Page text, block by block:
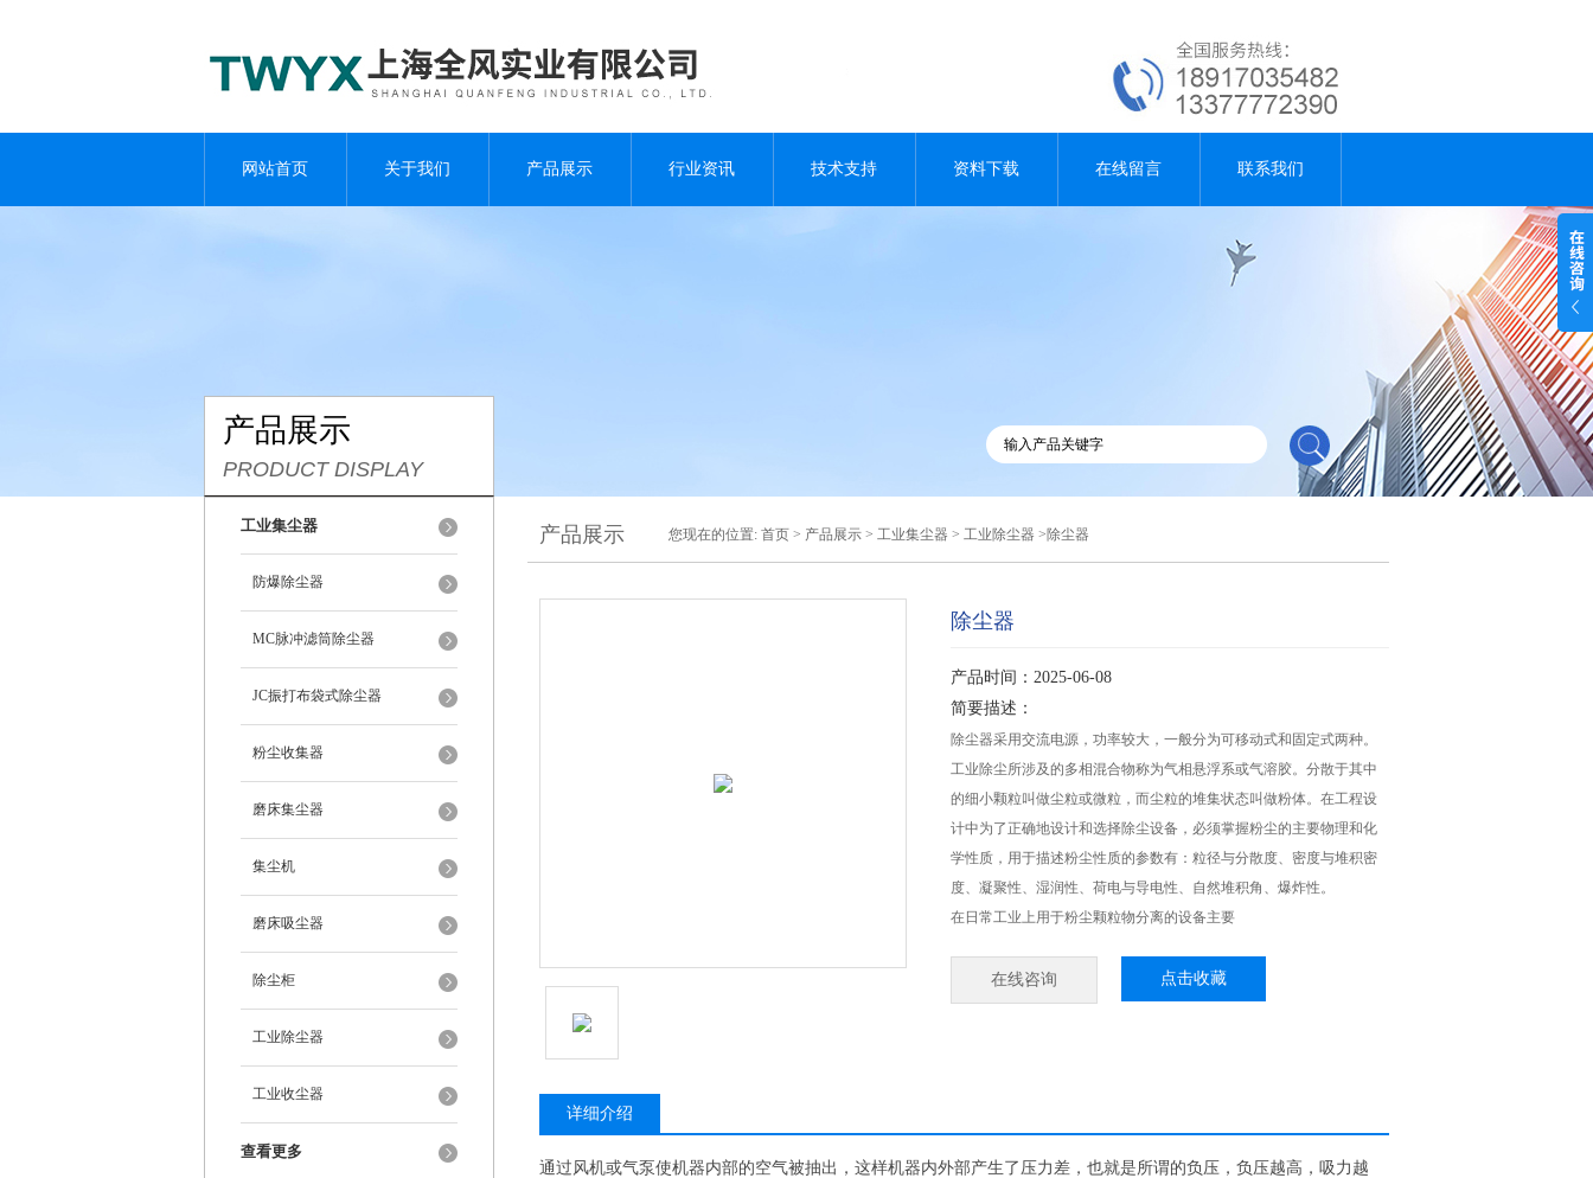
网站首页 关于我们 产品展示 行业资讯 技术支持 资料下载 在线留言 联系我们
产品展示
PRODUCT DISPLAY
工业集尘器
防爆除尘器
MC脉冲滤筒除尘器
JC振打布袋式除尘器
粉尘收集器
磨床集尘器
集尘机
磨床吸尘器
除尘柜
工业除尘器
工业收尘器
查看更多
产品展示 您现在的位置: 首页 > 产品展示 > 工业集尘器 > 工业除尘器 >除尘器
除尘器
产品时间：2025-06-08
简要描述：
除尘器采用交流电源，功率较大，一般分为可移动式和固定式两种。
工业除尘所涉及的多相混合物称为气相悬浮系或气溶胶。分散于其中
的细小颗粒叫做尘粒或微粒，而尘粒的堆集状态叫做粉体。在工程设
计中为了正确地设计和选择除尘设备，必须掌握粉尘的主要物理和化
学性质，用于描述粉尘性质的参数有：粒径与分散度、密度与堆积密
度、凝聚性、湿润性、荷电与导电性、自然堆积角、爆炸性。
在日常工业上用于粉尘颗粒物分离的设备主要
在线咨询 点击收藏
详细介绍
通过风机或气泵使机器内部的空气被抽出，这样机器内外部产生了压力差，也就是所谓的负压，负压越高，吸力越